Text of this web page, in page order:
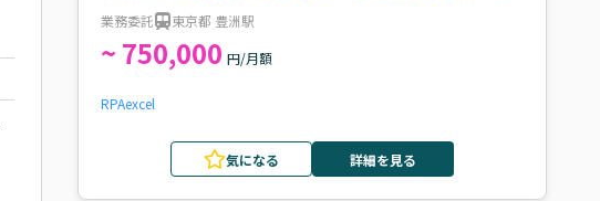
人
業務委託 東京都 豊洲駅
~ 750,000 円/月額
RPAexcel
気になる 詳細を見る